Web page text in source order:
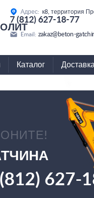
Адрес: к8, территория
7 (812) 627-18-77
Email: zakaz@beton-
Каталог
627-